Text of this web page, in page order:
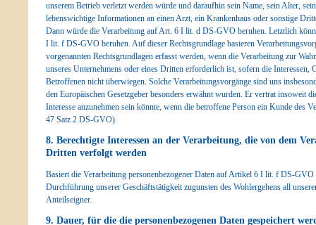
unserem Betrieb verletzt werden würde und daraufhin sein Name, sein Alter,
lebenswichtige Informationen an einen Arzt, ein Krankenhaus oder sonstige
Dann würde die Verarbeitung auf Art. 6 I lit. d DS-GVO beruhen. Letztlich
I lit. f DS-GVO beruhen. Auf dieser Rechtsgrundlage basieren
vorgenannten Rechtsgrundlagen erfasst werden, wenn die Verarbeitung zur
unseres Unternehmens oder eines Dritten erforderlich ist, sofern die Interessen,
Betroffenen nicht überwiegen. Solche Verarbeitungsvorgänge sind uns
den Europäischen Gesetzgeber besonders erwähnt wurden. Er vertrat insoweit
Interesse anzunehmen sein könnte, wenn die betroffene Person ein Kunde des
47 Satz 2 DS-GVO).
8. Berechtigte Interessen an der Verarbeitung, die von dem
Dritten verfolgt werden
Basiert die Verarbeitung personenbezogener Daten auf Artikel 6 I lit. f DS-GVO
Durchführung unserer Geschäftstätigkeit zugunsten des Wohlergehens all
Anteilseigner.
9. Dauer, für die die personenbezogenen Daten gespeichert